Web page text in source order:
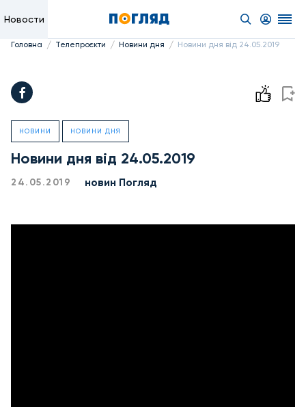
Новости
Головна / Телепроєкти / Новини дня / Новини дня від 24.05.2019
НОВИНИ НОВИНИ ДНЯ
Новини дня від 24.05.2019
24.05.2019 новин Погляд